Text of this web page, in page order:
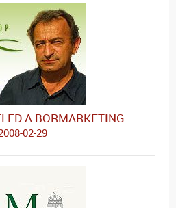
A BORMARKETING
02-29